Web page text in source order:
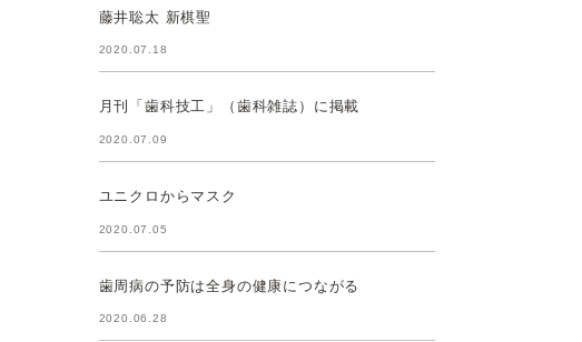
藤井聡太 新棋聖
2020.07.18
月刊「歯科技工」（歯科雑誌）に掲載
2020.07.09
ユニクロからマスク
2020.07.05
歯周病の予防は全身の健康につながる
2020.06.28